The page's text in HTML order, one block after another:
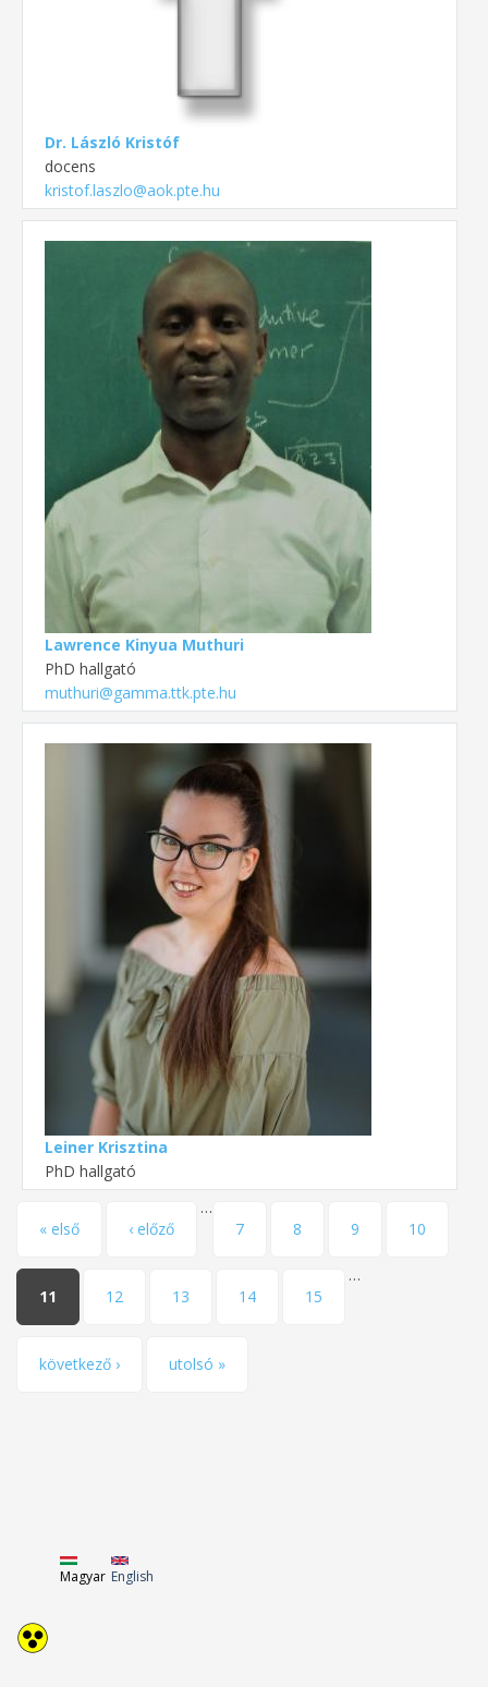
Dr. László Kristóf
docens
kristof.laszlo@aok.pte.hu
Lawrence Kinyua Muthuri
PhD hallgató
muthuri@gamma.ttk.pte.hu
Leiner Krisztina
PhD hallgató
Oldalak
« első ‹ előző
…
7
8 9 10
11 12 13 14 15
…
következő › utolsó »
Magyar English